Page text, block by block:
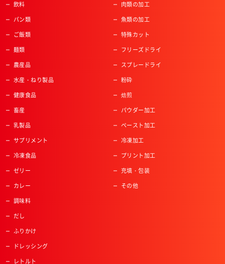
飲料
パン類
ご飯類
麺類
農産品
水産・ねり製品
健康食品
畜産
乳製品
サプリメント
冷凍食品
ゼリー
カレー
調味料
だし
ふりかけ
ドレッシング
レトルト
肉類の加工
魚類の加工
特殊カット
フリーズドライ
スプレードライ
粉砕
焙煎
パウダー加工
ペースト加工
冷凍加工
プリント加工
充填・包装
その他